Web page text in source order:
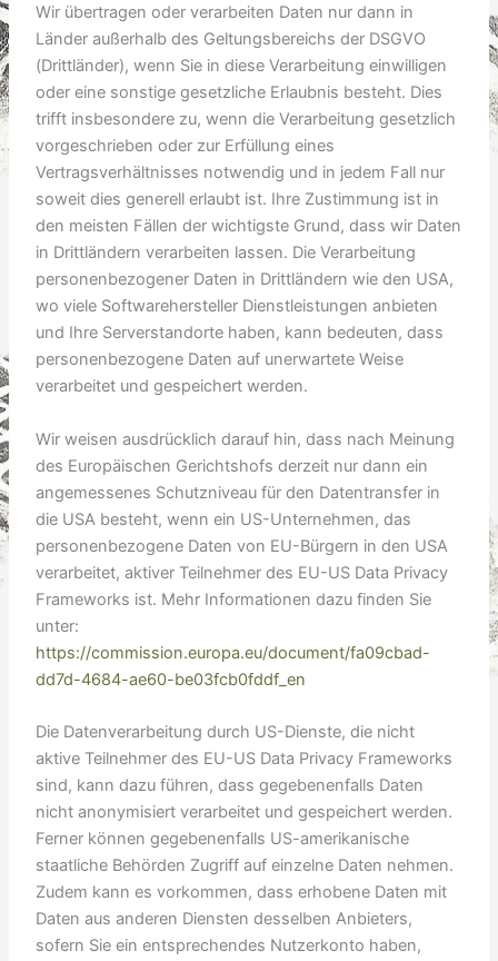
Wir übertragen oder verarbeiten Daten nur dann in
Länder außerhalb des Geltungsbereichs der DSGVO
(Drittländer), wenn Sie in diese Verarbeitung einwilligen
oder eine sonstige gesetzliche Erlaubnis besteht. Dies
trifft insbesondere zu, wenn die Verarbeitung gesetzlich
vorgeschrieben oder zur Erfüllung eines
Vertragsverhältnisses notwendig und in jedem Fall nur
soweit dies generell erlaubt ist. Ihre Zustimmung ist in
den meisten Fällen der wichtigste Grund, dass wir Daten
in Drittländern verarbeiten lassen. Die Verarbeitung
personenbezogener Daten in Drittländern wie den USA,
wo viele Softwarehersteller Dienstleistungen anbieten
und Ihre Serverstandorte haben, kann bedeuten, dass
personenbezogene Daten auf unerwartete Weise
verarbeitet und gespeichert werden.
Wir weisen ausdrücklich darauf hin, dass nach Meinung
des Europäischen Gerichtshofs derzeit nur dann ein
angemessenes Schutzniveau für den Datentransfer in
die USA besteht, wenn ein US-Unternehmen, das
personenbezogene Daten von EU-Bürgern in den USA
verarbeitet, aktiver Teilnehmer des EU-US Data Privacy
Frameworks ist. Mehr Informationen dazu finden Sie
unter:
https://commission.europa.eu/document/fa09cbad-
dd7d-4684-ae60-be03fcb0fddf_en
Die Datenverarbeitung durch US-Dienste, die nicht
aktive Teilnehmer des EU-US Data Privacy Frameworks
sind, kann dazu führen, dass gegebenenfalls Daten
nicht anonymisiert verarbeitet und gespeichert werden.
Ferner können gegebenenfalls US-amerikanische
staatliche Behörden Zugriff auf einzelne Daten nehmen.
Zudem kann es vorkommen, dass erhobene Daten mit
Daten aus anderen Diensten desselben Anbieters,
sofern Sie ein entsprechendes Nutzerkonto haben,